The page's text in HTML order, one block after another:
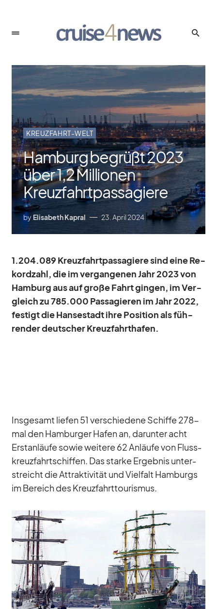
KREUZFAHRT-WELT
Hamburg begrüßt 2023
über 1,2 Millionen
Kreuzfahrtpassagiere
by Elisabeth Kapral 23. April 2024
1.204.089 Kreuz­fahrt­pas­sa­giere sind eine Re­
kord­zahl, die im ver­gan­ge­nen Jahr 2023 von
Ham­burg aus auf große Fahrt gin­gen, im Ver­
gleich zu 785.000 Pas­sa­gie­ren im Jahr 2022,
fes­tigt die Han­se­stadt ihre Po­si­tion als füh­
ren­der deut­scher Kreuz­fahrt­ha­fen.
Ins­ge­samt lie­fen 51 ver­schie­dene Schiffe 278-
mal den Ham­bur­ger Ha­fen an, dar­un­ter acht
Erst­an­läufe so­wie wei­tere 62 An­läufe von Fluss­
kreuz­fahrt­schif­fen. Das starke Er­geb­nis un­ter­
streicht die At­trak­ti­vi­tät und Viel­falt Ham­burgs
im Be­reich des Kreuz­fahrt­tou­ris­mus.